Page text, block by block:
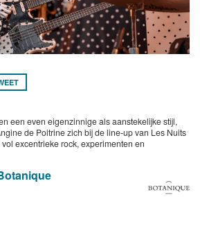
een even eigenzinnige als aanstekelijke stijl,
de Poitrine zich bij de line-up van Les Nuits
excentrieke rock, experimenten en